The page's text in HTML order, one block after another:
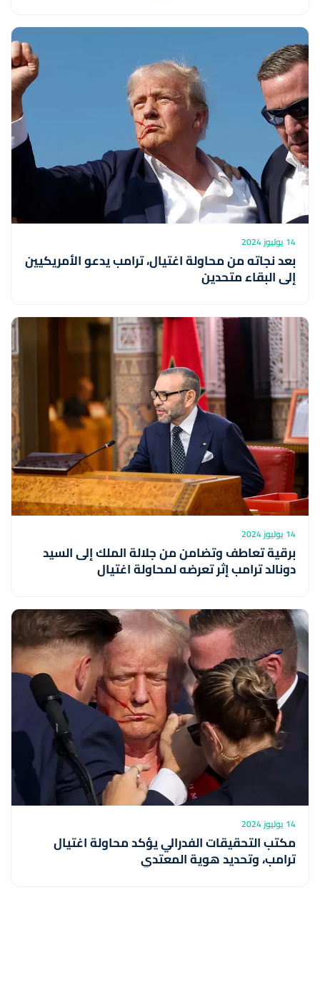
14 يوليوز 2024
بعد نجاته من محاولة اغتيال، ترامب يدعو الأمريكيين
إلى البقاء متحدين
14 يوليوز 2024
برقية تعاطف وتضامن من جلالة الملك إلى السيد
دونالد ترامب إثر تعرضه لمحاولة اغتيال
14 يوليوز 2024
مكتب التحقيقات الفدرالي يؤكد محاولة اغتيال
ترامب، وتحديد هوية المعتدي